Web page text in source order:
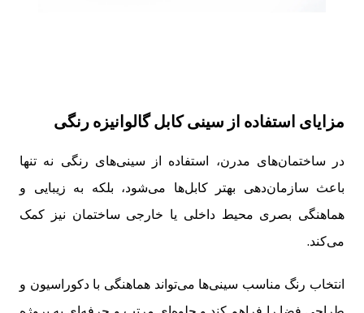
مزایای استفاده از سینی کابل گالوانیزه رنگی
در ساختمان‌های مدرن، استفاده از سینی‌های رنگی نه تنها
باعث سازمان‌دهی بهتر کابل‌ها می‌شود، بلکه به زیبایی و
هماهنگی بصری محیط داخلی یا خارجی ساختمان نیز کمک
می‌کند.
انتخاب رنگ مناسب سینی‌ها می‌تواند هماهنگی با دکوراسیون و